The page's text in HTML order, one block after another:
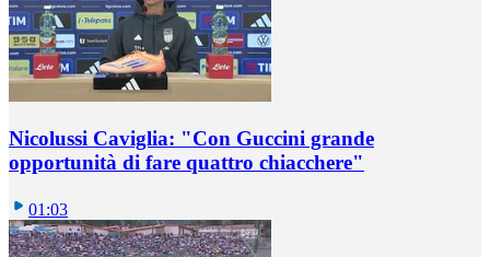
Nicolussi Caviglia: "Con Guccini grande
opportunità di fare quattro chiacchere"
01:03